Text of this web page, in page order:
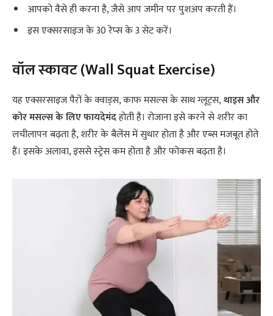
आपको वैसे ही करना है, जैसे आप जमीन पर पुशअप करती हैं।
इस एक्‍सरसाइज के 30 रेप्‍स के 3 सेट करें।
वॉल स्‍कावट (Wall Squat Exercise)
यह एक्सरसाइज पैरों के क्वाड्स, काफ मसल्स के साथ ग्लूट्स,थाइस और
कोर मसल्स के लिए फायदेमंदहोती है। रोजाना इसे करने से शरीर का
लचीलापन बढ़ता है, शरीर के बैलेंस में सुधार होता है और एब्‍स मजबूत होते
हैं। इसके अलावा, इससे स्‍ट्रेस कम होता है और फोकस बढ़ता है।